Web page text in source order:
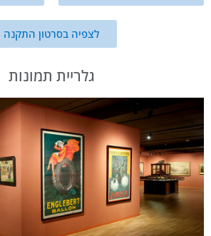
לצפיה בסרטון התקנה
גלריית תמונות